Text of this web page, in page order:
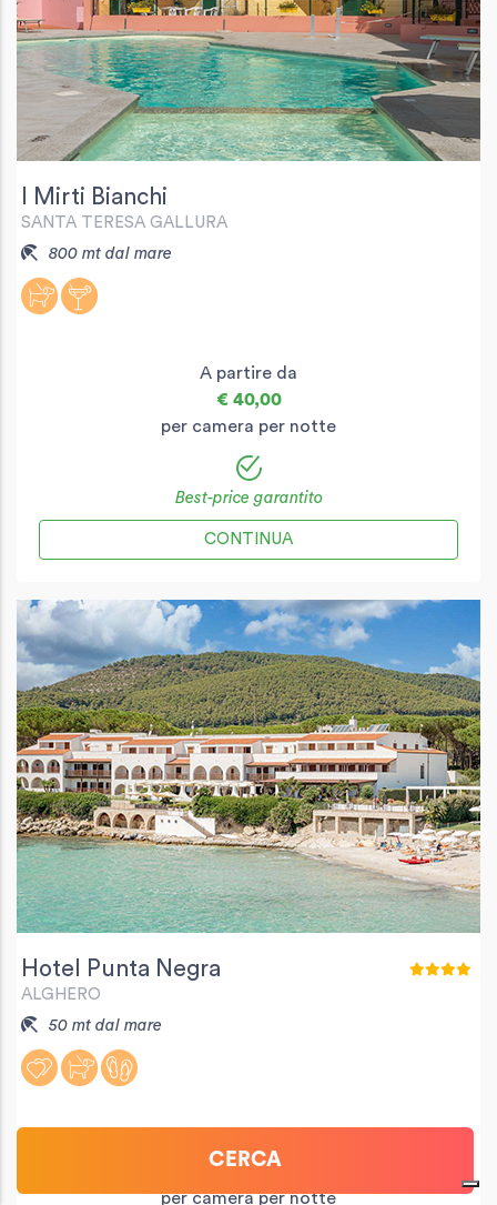
I Mirti Bianchi
SANTA TERESA GALLURA
800 mt dal mare
A partire da
€ 40,00
per camera per notte
Best-price garantito
CONTINUA
Hotel Punta Negra
ALGHERO
50 mt dal mare
€ 218,00
per camera per notte
CERCA